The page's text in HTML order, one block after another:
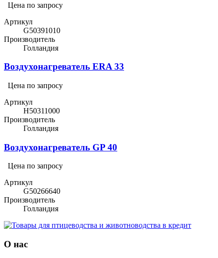
Цена по запросу
Артикул
G50391010
Производитель
Голландия
Воздухонагреватель ERA 33
Цена по запросу
Артикул
H50311000
Производитель
Голландия
Воздухонагреватель GP 40
Цена по запросу
Артикул
G50266640
Производитель
Голландия
О нас